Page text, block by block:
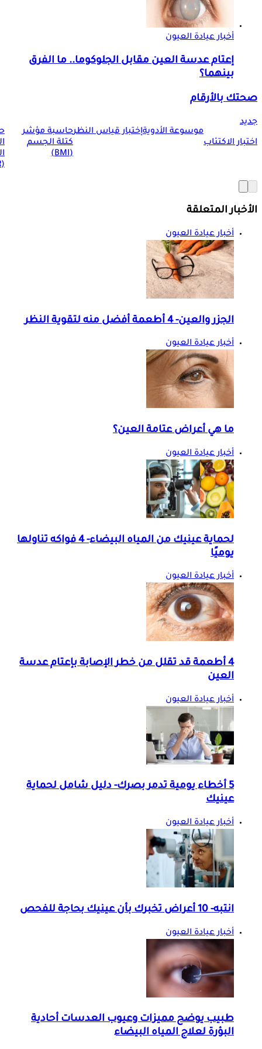
أخبار عيادة العيون
إعتام عدسة العين مقابل الجلوكوما.. ما الفرق
بينهما؟
صحتك بالأرقام
جديد
اختبار الاكتئاب
موسوعة الأدويةإختبار قياس النظرحاسبة مؤشر
كتلة الجسم
(BMI)
(BMR)
الأخبار المتعلقة
أخبار عيادة العيون
الجزر والعين- 4 أطعمة أفضل منه لتقوية النظر
أخبار عيادة العيون
ما هي أعراض عتامة العين؟
أخبار عيادة العيون
لحماية عينيك من المياه البيضاء- 4 فواكه تناولها
يوميًا
أخبار عيادة العيون
4 أطعمة قد تقلل من خطر الإصابة بإعتام عدسة
العين
أخبار عيادة العيون
5 أخطاء يومية تدمر بصرك- دليل شامل لحماية
عينيك
أخبار عيادة العيون
انتبه- 10 أعراض تخبرك بأن عينيك بحاجة للفحص
أخبار عيادة العيون
طبيب يوضح مميزات وعيوب العدسات أحادية
البؤرة لعلاج المياه البيضاء